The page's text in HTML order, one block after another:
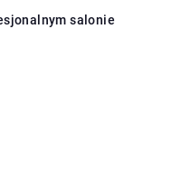
salonie